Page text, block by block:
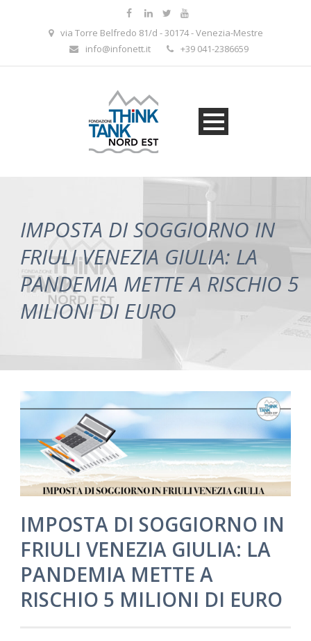
via Torre Belfredo 81/d - 30174 - Venezia-Mestre
info@infonett.it
+39 041-2386659
IMPOSTA DI SOGGIORNO IN
FRIULI VENEZIA GIULIA: LA
PANDEMIA METTE A RISCHIO 5
MILIONI DI EURO
IMPOSTA DI SOGGIORNO IN
FRIULI VENEZIA GIULIA: LA
PANDEMIA METTE A
RISCHIO 5 MILIONI DI EURO